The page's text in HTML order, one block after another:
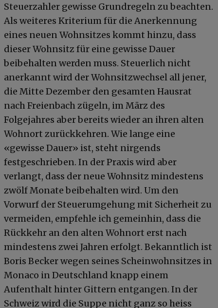
Steuerzahler gewisse Grundregeln zu beachten.
Als weiteres Kriterium für die Anerkennung
eines neuen Wohnsitzes kommt hinzu, dass
dieser Wohnsitz für eine gewisse Dauer
beibehalten werden muss. Steuerlich nicht
anerkannt wird der Wohnsitzwechsel all jener,
die Mitte Dezember den gesamten Hausrat
nach Freienbach zügeln, im März des
Folgejahres aber bereits wieder an ihren alten
Wohnort zurückkehren. Wie lange eine
«gewisse Dauer» ist, steht nirgends
festgeschrieben. In der Praxis wird aber
verlangt, dass der neue Wohnsitz mindestens
zwölf Monate beibehalten wird. Um den
Vorwurf der Steuerumgehung mit Sicherheit zu
vermeiden, empfehle ich gemeinhin, dass die
Rückkehr an den alten Wohnort erst nach
mindestens zwei Jahren erfolgt. Bekanntlich ist
Boris Becker wegen seines Scheinwohnsitzes in
Monaco in Deutschland knapp einem
Aufenthalt hinter Gittern entgangen. In der
Schweiz wird die Suppe nicht ganz so heiss